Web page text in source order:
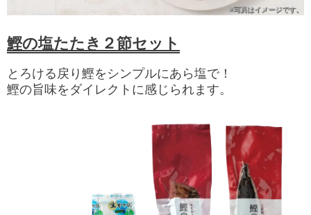
※写真はイメージです。
鰹の塩たたき２節セット
とろける戻り鰹をシンプルにあら塩で！
鰹の旨味をダイレクトに感じられます。